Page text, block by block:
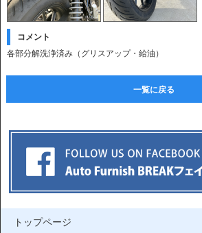
コメント
各部分解洗浄済み（グリスアップ・給油）
一覧に戻る
トップページ